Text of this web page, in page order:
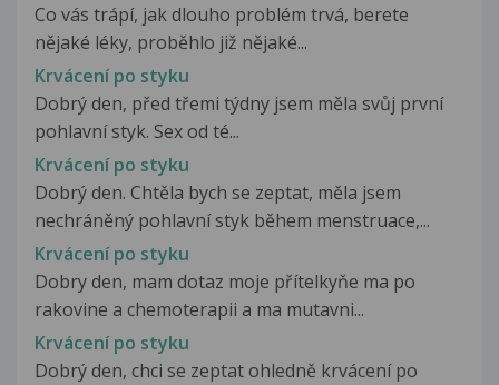
Co vás trápí, jak dlouho problém trvá, berete
nějaké léky, proběhlo již nějaké...
Krvácení po styku
Dobrý den, před třemi týdny jsem měla svůj první
pohlavní styk. Sex od té...
Krvácení po styku
Dobrý den. Chtěla bych se zeptat, měla jsem
nechráněný pohlavní styk během menstruace,...
Krvácení po styku
Dobry den, mam dotaz moje přítelkyňe ma po
rakovine a chemoterapii a ma mutavni...
Krvácení po styku
Dobrý den, chci se zeptat ohledně krvácení po